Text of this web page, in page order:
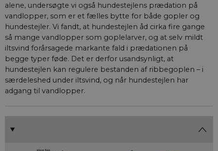
alene, undersøgte vi også hundestejlens prædation på
vandlopper, som er et fælles bytte for både gopler og
hundestejler. Vi fandt, at hundestejlen åd cirka fire gange
så mange vandlopper som goplelarver, og at selv mildt
iltsvind forårsagede markante fald i prædationen på
begge typer føde. Det er derfor usandsynligt, at
hundestejlen kan regulere bestanden af ribbegoplen – i
særdeleshed under iltsvind, og når hundestejlen har
adgang til vandlopper.